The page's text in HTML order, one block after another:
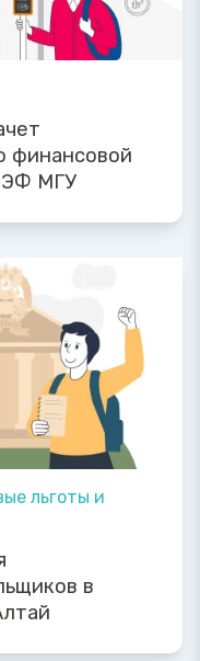
финансовой
ЭФ МГУ
льготы и
в